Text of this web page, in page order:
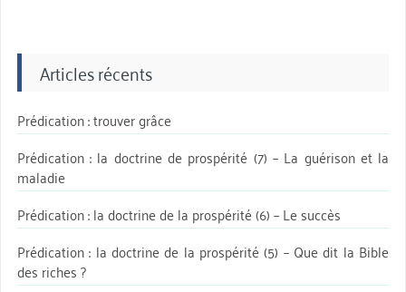
Articles récents
Prédication : trouver grâce
Prédication : la doctrine de prospérité (7) – La guérison et la
maladie
Prédication : la doctrine de la prospérité (6) – Le succès
Prédication : la doctrine de la prospérité (5) – Que dit la Bible
des riches ?